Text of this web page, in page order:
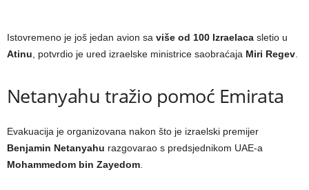
Istovremeno je još jedan avion sa više od 100 Izraelaca sletio u
Atinu, potvrdio je ured izraelske ministrice saobraćaja Miri Regev.
Netanyahu tražio pomoć Emirata
Evakuacija je organizovana nakon što je izraelski premijer
Benjamin Netanyahu razgovarao s predsjednikom UAE-a
Mohammedom bin Zayedom.